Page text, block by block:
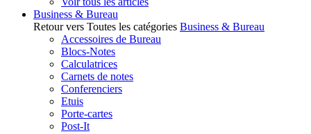
Business & Bureau
Retour vers Toutes les catégories Business & Bureau
Accessoires de Bureau
Blocs-Notes
Calculatrices
Carnets de notes
Conferenciers
Etuis
Porte-cartes
Post-It